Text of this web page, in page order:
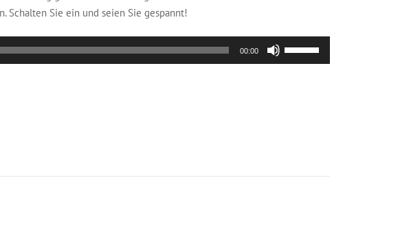
Schalten Sie ein und seien Sie gespannt!
00:00
Hoch/Runter